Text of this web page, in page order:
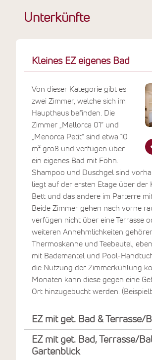
Unterkünfte
Kleines EZ eigenes Bad
Von dieser Kategorie gibt es
zwei Zimmer, welche sich im
Haupthaus befinden. Die
Zimmer „Mallorca 01“ und
„Menorca Petit“ sind etwa 10
m² groß und verfügen über
ein eigenes Bad mit Föhn.
Shampoo und Duschgel sind
liegt auf der ersten Etage über der
Bett und das andere im Parterre
Beide Zimmer gehen nach vorne
verfügen nicht über eine Terrasse
weiteren Annehmlichkeiten
Thermoskanne und Teebeutel,
mit Bademantel und Pool-
die Nutzung der Zimmerkühlung
Monaten kann diese gegen eine
Ort hinzugebucht werden.
EZ mit get. Bad & Terrasse/
EZ mit get. Bad, Terrasse/
Gartenblick